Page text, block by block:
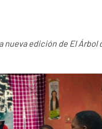
edición de El Árbol